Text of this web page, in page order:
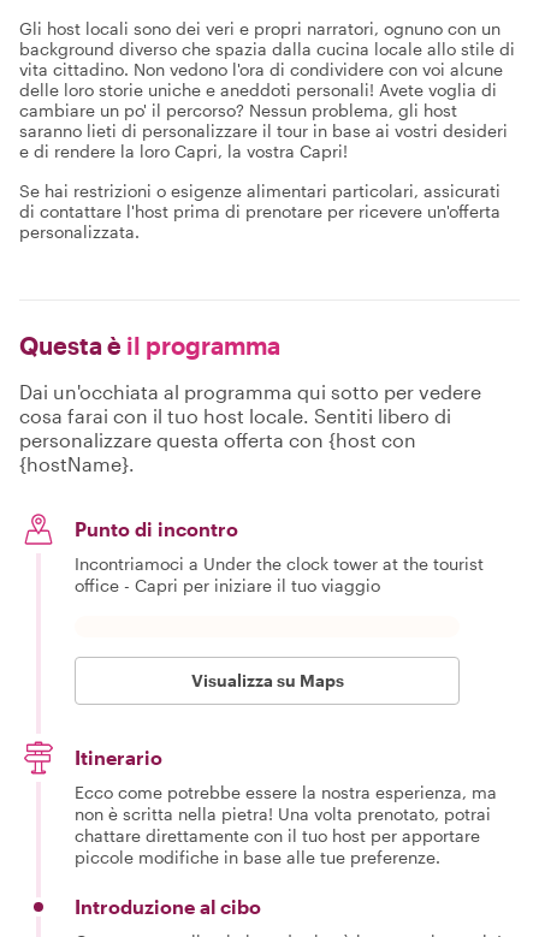
Gli host locali sono dei veri e propri narratori, ognuno con un
background diverso che spazia dalla cucina locale allo stile di
vita cittadino. Non vedono l'ora di condividere con voi alcune
delle loro storie uniche e aneddoti personali! Avete voglia di
cambiare un po' il percorso? Nessun problema, gli host
saranno lieti di personalizzare il tour in base ai vostri desideri
e di rendere la loro Capri, la vostra Capri!
Se hai restrizioni o esigenze alimentari particolari, assicurati
di contattare l'host prima di prenotare per ricevere un'offerta
personalizzata.
Questa è il programma
Dai un'occhiata al programma qui sotto per vedere
cosa farai con il tuo host locale. Sentiti libero di
personalizzare questa offerta con {host con
{hostName}.
Punto di incontro
Incontriamoci a Under the clock tower at the tourist
office - Capri per iniziare il tuo viaggio
Visualizza su Maps
Itinerario
Ecco come potrebbe essere la nostra esperienza, ma
non è scritta nella pietra! Una volta prenotato, potrai
chattare direttamente con il tuo host per apportare
piccole modifiche in base alle tue preferenze.
Introduzione al cibo